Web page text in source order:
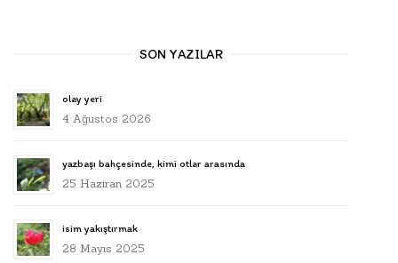
SON YAZILAR
olay yeri
4 Ağustos 2026
yazbaşı bahçesinde, kimi otlar arasında
25 Haziran 2025
isim yakıştırmak
28 Mayıs 2025